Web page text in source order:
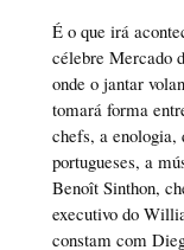
É o que irá
célebre Mercado
onde o jantar
tomará forma
chefs, a enologia,
portugueses, a
Benoît Sinthon,
executivo do
constam com